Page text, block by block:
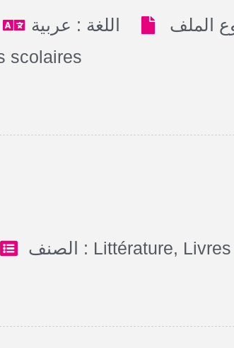
اللغة : عربية
scolaires
الصنف : Littérature,